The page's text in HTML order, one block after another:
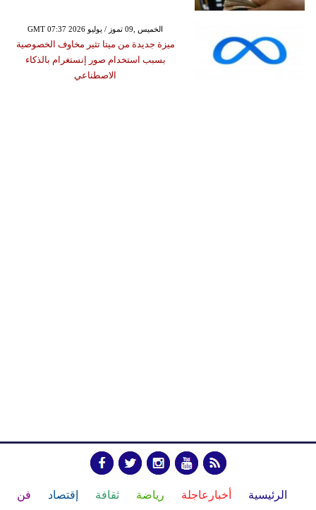
GMT 07:37 2026 الخميس ,09 تموز / يوليو
ميزة جديدة من ميتا تثير مخاوف الخصوصية
بسبب استخدام صور إنستغرام بالذكاء
الاصطناعي
الرئيسية أخبارعاجلة رياضة ثقافة إقتصاد فن